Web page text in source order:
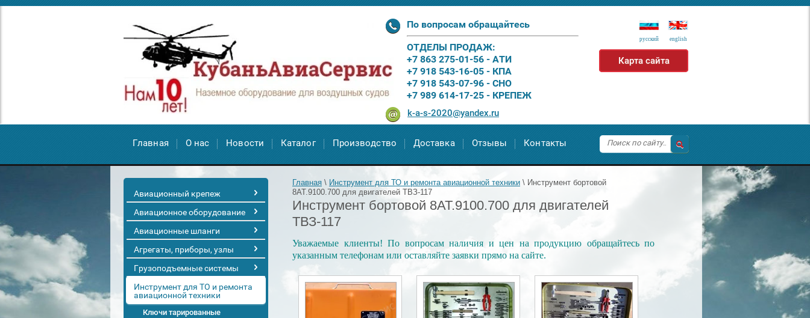
русский еnglish
Карта сайта
По вопросам обращайтесь
ОТДЕЛЫ ПРОДАЖ:
+7 863 275-01-56 - АТИ
+7 918 543-16-05 - КПА
+7 918 543-07-96 - СНО
+7 989 614-17-25 - КРЕПЕЖ
k-a-s-2020@yandex.ru
Главная О нас Новости Каталог Производство Доставка Отзывы Контакты
Главная \ Инструмент для ТО и ремонта авиационной техники \ Инструмент бортовой
8АТ.9100.700 для двигателей ТВЗ-117
Инструмент бортовой 8АТ.9100.700 для двигателей
ТВЗ-117
Уважаемые клиенты! По вопросам наличия и цен на продукцию обращайтесь по
указанным телефонам или оставляйте заявки прямо на сайте.
Авиационный крепеж
Авиационное оборудование
Авиационные шланги
Агрегаты, приборы, узлы
Грузоподъемные системы
Инструмент для ТО и ремонта
авиационной техники
Ключи тарированные